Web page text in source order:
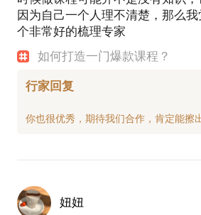
小而美的“六个一”模型
1个人，1个故事，1个产品，1个
门店。
因为自己一个人理不清楚，那么
个非常好的梳理专家
如何打造一门爆款课程？
行家回复
妞妞